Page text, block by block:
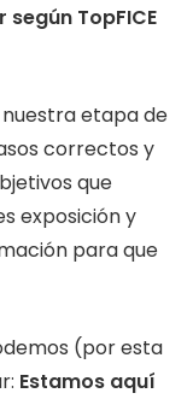
TopFICE
nuestra etapa de
correctos y
que
exposición y
para que
(por esta
Estamos aquí